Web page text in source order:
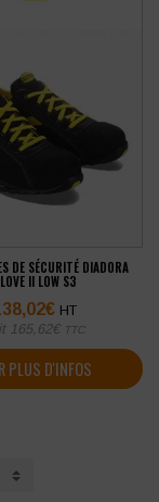
DE SÉCURITÉ DIADORA
II LOW S3
€ HT
165,62€ TTC
PLUS D'INFOS